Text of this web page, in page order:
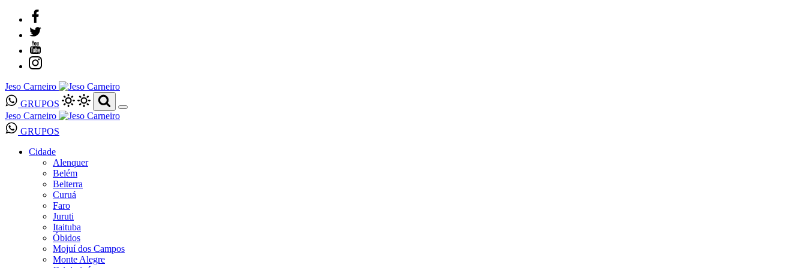
Jeso Carneiro
GRUPOS
Jeso Carneiro
GRUPOS
Cidade
Alenquer
Belém
Belterra
Curuá
Faro
Juruti
Itaituba
Óbidos
Mojuí dos Campos
Monte Alegre